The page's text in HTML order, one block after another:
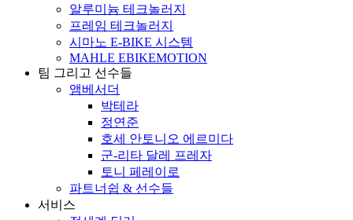
알루미늄 테크놀러지
프레임 테크놀러지
시마노 E-BIKE 시스템
MAHLE EBIKEMOTION
팀 그리고 선수들
앰베서더
박테라
정연준
호세 안토니오 에르미다
군-리타 달레 프레자
토니 페레이로
파트너쉽 & 선수들
서비스